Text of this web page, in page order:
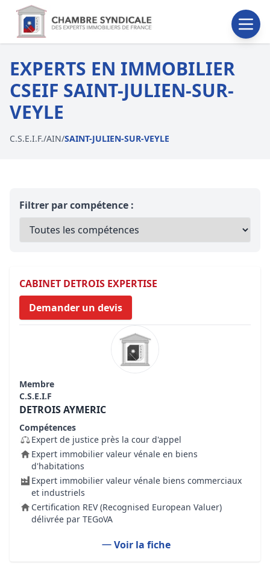
EXPERTS EN IMMOBILIER
CSEIF SAINT-JULIEN-SUR-
VEYLE
C.S.E.I.F./AIN/SAINT-JULIEN-SUR-VEYLE
Filtrer par compétence :
CABINET DETROIS EXPERTISE
Demander un devis
Membre
C.S.E.I.F
DETROIS AYMERIC
Compétences
Expert de justice près la cour d'appel
Expert immobilier valeur vénale en biens
d'habitations
Expert immobilier valeur vénale biens commerciaux
et industriels
Certification REV (Recognised European Valuer)
délivrée par TEGoVA
Voir la fiche